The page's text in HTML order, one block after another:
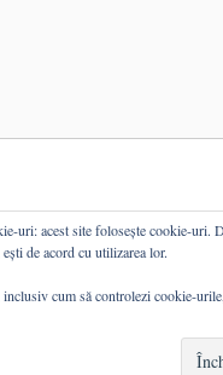
uri: acest site folosește cookie-uri.
de acord cu utilizarea lor.
cum să controlezi cookie-